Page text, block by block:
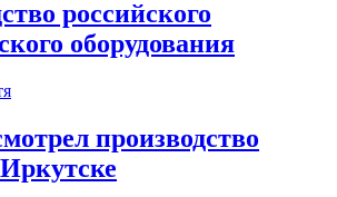
российского
оборудования
производство